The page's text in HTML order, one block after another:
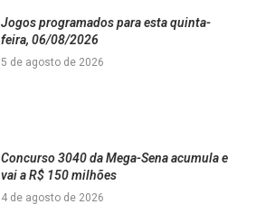
Jogos programados para esta quinta-
feira, 06/08/2026
5 de agosto de 2026
Concurso 3040 da Mega-Sena acumula e
vai a R$ 150 milhões
4 de agosto de 2026